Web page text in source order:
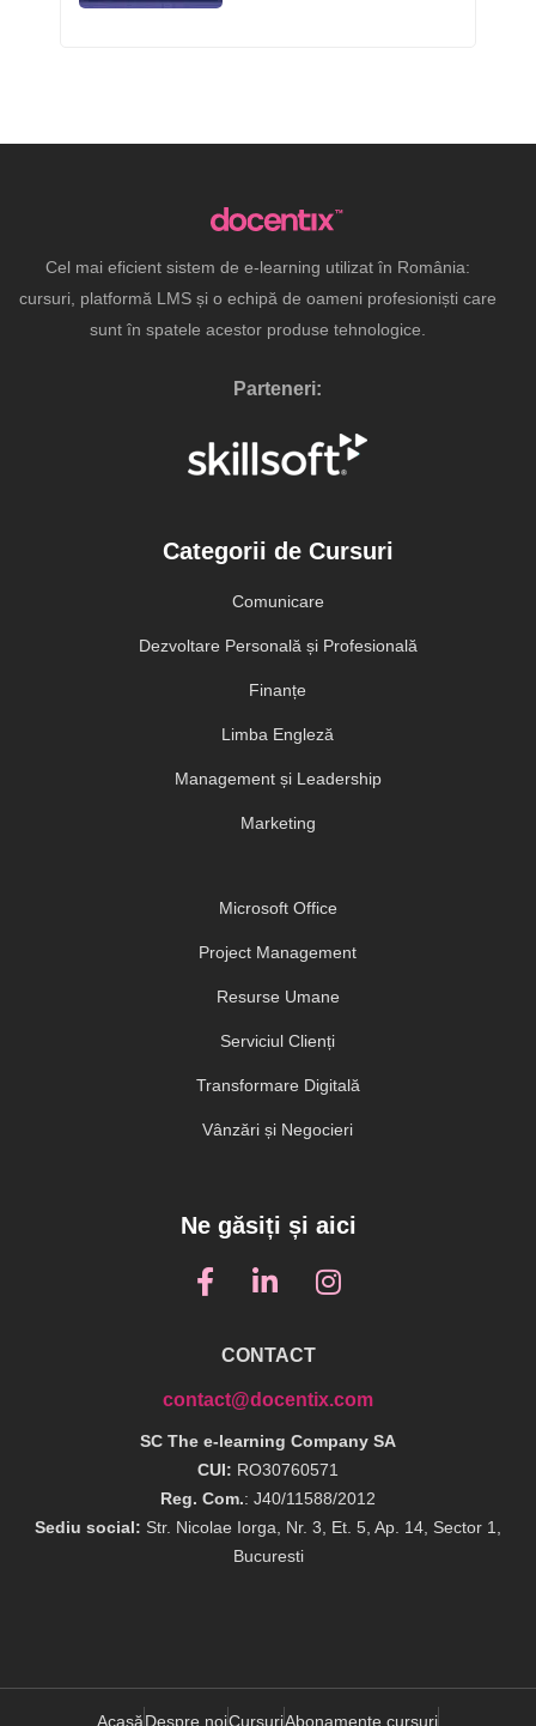
Cel mai eficient sistem de e-learning utilizat în România:
cursuri, platformă LMS și o echipă de oameni profesioniști care
sunt în spatele acestor produse tehnologice.
Parteneri:
Categorii de Cursuri
Comunicare
Dezvoltare Personală și Profesională
Finanțe
Limba Engleză
Management și Leadership
Marketing
Microsoft Office
Project Management
Resurse Umane
Serviciul Clienți
Transformare Digitală
Vânzări și Negocieri
Ne găsiți și aici
CONTACT
contact@docentix.com
SC The e-learning Company SA
CUI: RO30760571
Reg. Com.: J40/11588/2012
Sediu social: Str. Nicolae Iorga, Nr. 3, Et. 5, Ap. 14, Sector 1,
Bucuresti
AcasăDespre noiCursuriAbonamente cursuri